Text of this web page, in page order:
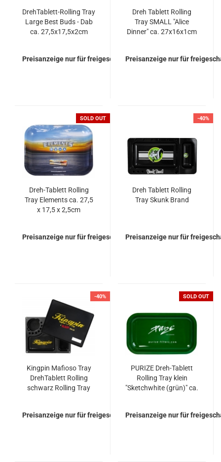
DrehTablett-Rolling Tray
Large Best Buds - Dab
ca. 27,5x17,5x2cm
Preisanzeige nur für freigeschaltete Kunden
Dreh Tablett Rolling
Tray SMALL "Alice
Dinner" ca. 27x16x1cm
Preisanzeige nur für
SOLD OUT
Dreh-Tablett Rolling
Tray Elements ca. 27,5
x 17,5 x 2,5cm
Preisanzeige nur für freigeschaltete Kunden
-40%
Dreh Tablett Rolling
Tray Skunk Brand
Preisanzeige nur für
-40%
Kingpin Mafioso Tray
DrehTablett Rolling
schwarz Rolling Tray
Preisanzeige nur für freigeschaltete Kunden
SOLD OUT
PURIZE Dreh-Tablett
Rolling Tray klein
"Sketchwhite (grün)" ca.
Preisanzeige nur für